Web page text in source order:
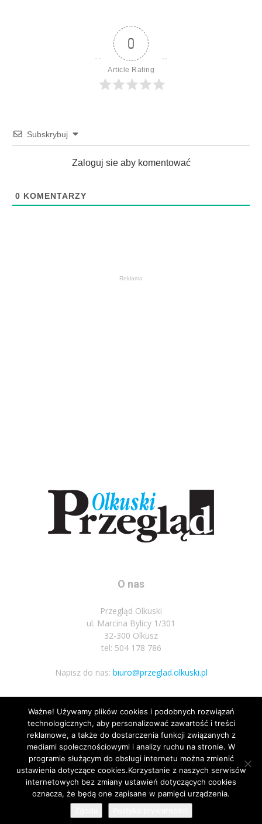
0
Article Rating
Subskrybuj
Zaloguj sie aby komentować
0 KOMENTARZY
Reklama
O nas
Przegląd Olkuski
ul. Marcina Bylicy 1/301
32-300 Olkusz
tel: 504 178 786
Napisz do nas: biuro@przeglad.olkuski.pl
Podążaj za nami
Nota prawna Polityka prywatnosci Kariera Regulamin
© Wszelkie prawa zastrzeżone 2020
Ważne! Używamy plików cookies i podobnych rozwiązań
technologicznych, aby personalizować zawartość i treści
reklamowe, a także do dostarczenia funkcji związanych z
mediami społecznościowymi i analizy ruchu na stronie. W
programie służącym do obsługi internetu można zmienić
ustawienia dotyczące cookies.Korzystanie z naszych serwisów
internetowych bez zmiany ustawień dotyczących cookies
oznacza, że będą one zapisane w pamięci urządzenia.